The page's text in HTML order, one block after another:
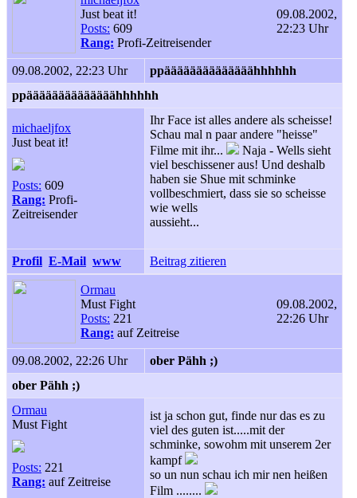
Just beat it!
Posts: 609
Rang: Profi-Zeitreisender
09.08.2002,
22:23 Uhr
09.08.2002, 22:23 Uhr
ppäääääääääääääähhhhhh
ppäääääääääääääähhhhhh
michaeljfox
Just beat it!
Posts: 609
Rang: Profi-
Zeitreisender
Ihr Face ist alles andere als scheisse!
Schau mal n paar andere "heisse"
Filme mit ihr...
Naja - Wells sieht
viel beschissener aus! Und deshalb
haben sie Shue mit schminke
vollbeschmiert, dass sie so scheisse
wie wells
aussieht...
Profil E-Mail www Beitrag zitieren
Ormau
Must Fight
Posts: 221
Rang: auf Zeitreise
09.08.2002,
22:26 Uhr
09.08.2002, 22:26 Uhr
ober Pähh ;)
ober Pähh ;)
Ormau
Must Fight
Posts: 221
Rang: auf Zeitreise
ist ja schon gut, finde nur das es zu
viel des guten ist.....mit der
schminke, sowohm mit unserem 2er
kampf
so un nun schau ich mir nen heißen
Film ........